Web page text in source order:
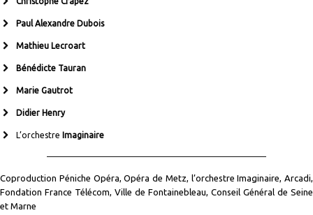
Paul Alexandre Dubois
Mathieu Lecroart
Bénédicte Tauran
Marie Gautrot
Didier Henry
L’orchestre Imaginaire
Coproduction Péniche Opéra, Opéra de Metz, l’orchestre Imaginaire, Arcadi,
Fondation France Télécom, Ville de Fontainebleau, Conseil Général de Seine
et Marne